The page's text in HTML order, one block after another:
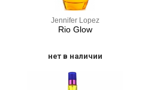
Jennifer Lopez
Rio Glow
нет в наличии